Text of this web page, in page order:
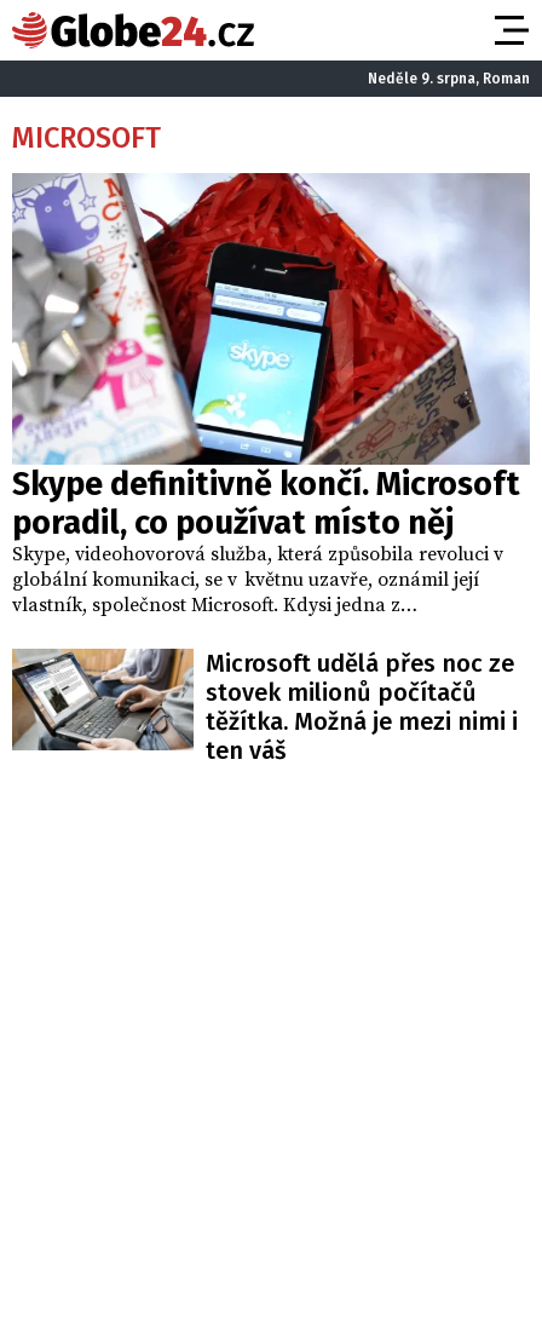
Neděle 9. srpna, Roman
MICROSOFT
Skype definitivně končí. Microsoft
poradil, co používat místo něj
Skype, videohovorová služba, která způsobila revoluci v
globální komunikaci, se v květnu uzavře, oznámil její
vlastník, společnost Microsoft. Kdysi jedna z
uživatelů byla průkopníkem v oblasti bezplatných
hlasových a videohovorů přes internet, která umožnila
lidem spojit se s přáteli a rodinou po celém světě. Její
uzavření znamená konec éry platformy, která formovala
počátky digitální komunikace.
Microsoft udělá přes noc ze
stovek milionů počítačů
těžítka. Možná je mezi nimi i
ten váš